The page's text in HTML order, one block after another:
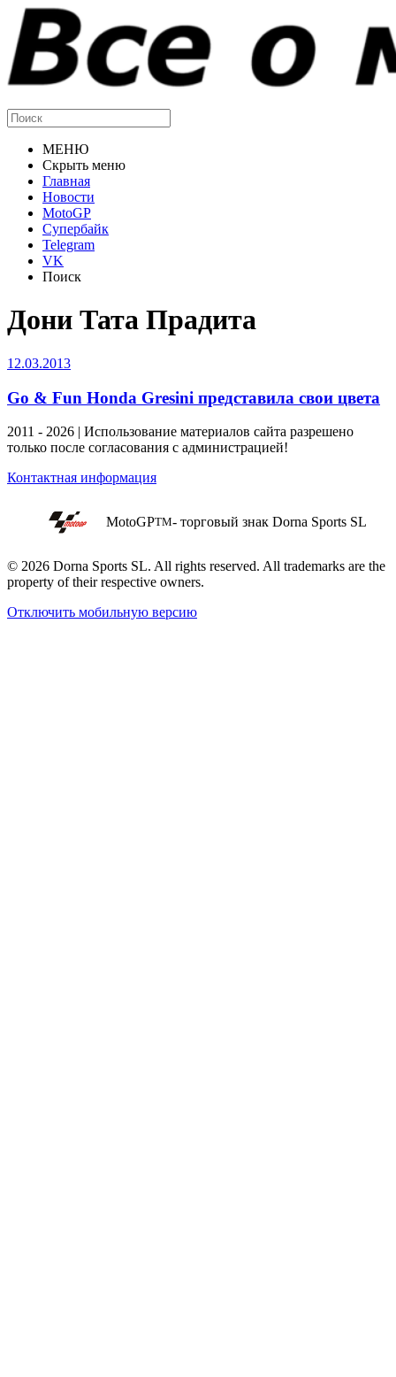
МЕНЮ
Скрыть меню
Главная
Новости
MotoGP
Супербайк
Telegram
VK
Поиск
Дони Тата Прадита
12.03.2013
Go & Fun Honda Gresini представила свои цвета
2011 - 2026 | Использование материалов сайта разрешено
только после согласования с администрацией!
Контактная информация
MotoGPTM- торговый знак Dorna Sports SL
© 2026 Dorna Sports SL. All rights reserved. All trademarks are the
property of their respective owners.
Отключить мобильную версию